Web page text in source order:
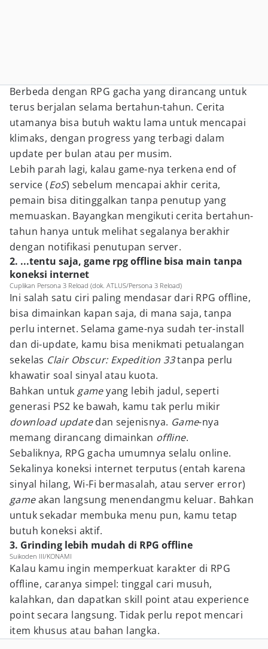
Berbeda dengan RPG gacha yang dirancang untuk
terus berjalan selama bertahun-tahun. Cerita
utamanya bisa butuh waktu lama untuk mencapai
klimaks, dengan progress yang terbagi dalam
update per bulan atau per musim.
Lebih parah lagi, kalau game-nya terkena end of
service (EoS) sebelum mencapai akhir cerita,
pemain bisa ditinggalkan tanpa penutup yang
memuaskan. Bayangkan mengikuti cerita bertahun-
tahun hanya untuk melihat segalanya berakhir
dengan notifikasi penutupan server.
2. ...tentu saja, game rpg offline bisa main tanpa
koneksi internet
Cuplikan Persona 3 Reload (dok. ATLUS/Persona 3 Reload)
Ini salah satu ciri paling mendasar dari RPG offline,
bisa dimainkan kapan saja, di mana saja, tanpa
perlu internet. Selama game-nya sudah ter-install
dan di-update, kamu bisa menikmati petualangan
sekelas Clair Obscur: Expedition 33tanpa perlu
khawatir soal sinyal atau kuota.
Bahkan untuk gameyang lebih jadul, seperti
generasi PS2 ke bawah, kamu tak perlu mikir
download updatedan sejenisnya. Game-nya
memang dirancang dimainkan offline.
Sebaliknya, RPG gacha umumnya selalu online.
Sekalinya koneksi internet terputus (entah karena
sinyal hilang, Wi-Fi bermasalah, atau server error)
gameakan langsung menendangmu keluar. Bahkan
untuk sekadar membuka menu pun, kamu tetap
butuh koneksi aktif.
3. Grinding lebih mudah di RPG offline
Suikoden III/KONAMI
Kalau kamu ingin memperkuat karakter di RPG
offline, caranya simpel: tinggal cari musuh,
kalahkan, dan dapatkan skill point atau experience
point secara langsung. Tidak perlu repot mencari
item khusus atau bahan langka.